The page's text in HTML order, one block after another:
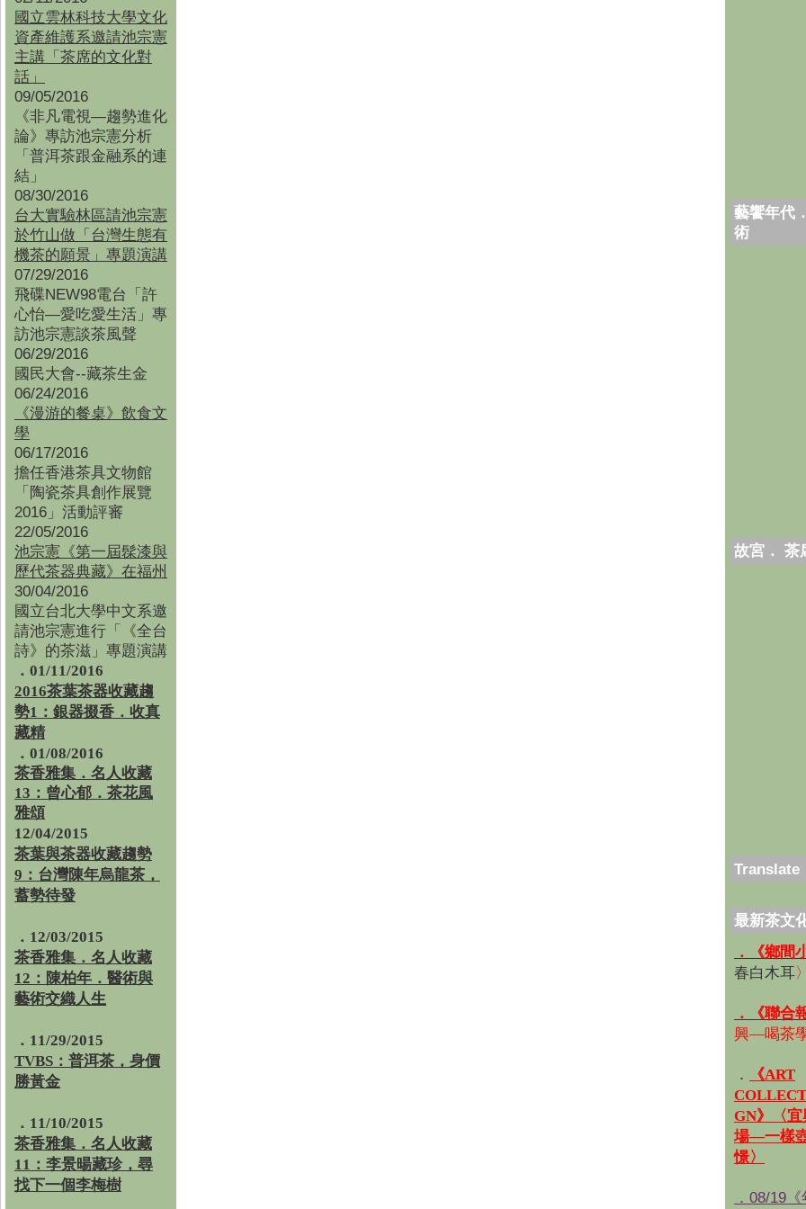
國立雲林科技大學文化
資產維護系邀請池宗憲
主講「茶席的文化對
話」
09/05/2016
《非凡電視—趨勢進化
論》專訪池宗憲分析
「普洱茶跟金融系的連
結」
08/30/2016
台大實驗林區請池宗憲
於竹山做「台灣生態有
機茶的願景」專題演講
07/29/2016
飛碟NEW98電台「許
心怡—愛吃愛生活」專
訪池宗憲談茶風聲
06/29/2016
國民大會--藏茶生金
06/24/2016
《漫游的餐桌》飲食文
學
06/17/2016
擔任香港茶具文物館
「陶瓷茶具創作展覽
2016」活動評審
22/05/2016
池宗憲《第一屆髹漆與
歷代茶器典藏》在福州
30/04/2016
國立台北大學中文系邀
請池宗憲進行「《全台
詩》的茶滋」專題演講
．01/11/2016
2016茶葉茶器收藏趨
勢1：銀器掇香．收真
藏精
．01/08/2016
茶香雅集 ． 名人收藏
13：曾心郁．茶花風
雅頌
12/04/2015
茶葉與茶器收藏趨勢
9：台灣陳年烏龍茶，
蓄勢待發
．12/03/2015
茶香雅集．名人收藏
12：陳柏年．醫術與
藝術交織人生
．11/29/2015
TVBS：普洱茶，身價
勝黃金
．11/10/2015
茶香雅集．名人收藏
11：李景暘藏珍，尋
找下一個李梅樹
藝饗年代
術
故宮． 茶
Translate
最新茶文
．《鄉間
春白木耳〉
．《聯合
興—喝茶
．
《ART
GN》〈
場—一樣
憬〉
．08/19